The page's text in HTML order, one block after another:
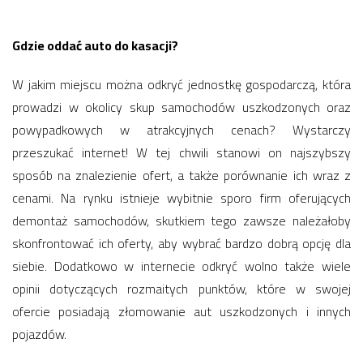
Gdzie oddać auto do kasacji?
W jakim miejscu można odkryć jednostkę gospodarczą, która
prowadzi w okolicy skup samochodów uszkodzonych oraz
powypadkowych w atrakcyjnych cenach? Wystarczy
przeszukać internet! W tej chwili stanowi on najszybszy
sposób na znalezienie ofert, a także porównanie ich wraz z
cenami. Na rynku istnieje wybitnie sporo firm oferujących
demontaż samochodów, skutkiem tego zawsze należałoby
skonfrontować ich oferty, aby wybrać bardzo dobrą opcję dla
siebie. Dodatkowo w internecie odkryć wolno także wiele
opinii dotyczących rozmaitych punktów, które w swojej
ofercie posiadają złomowanie aut uszkodzonych i innych
pojazdów.